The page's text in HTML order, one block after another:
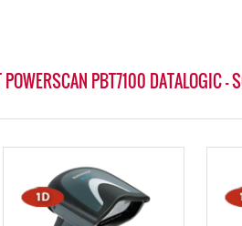
POWERSCAN PBT7100 DATALOGIC -